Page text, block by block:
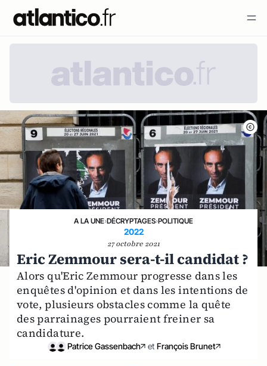
A LA UNE›DÉCRYPTAGES›POLITIQUE
2022
27 octobre 2021
Eric Zemmour sera-t-il candidat ?
Alors qu'Eric Zemmour progresse dans les
enquêtes d'opinion et dans les intentions de
vote, plusieurs obstacles comme la quête
des parrainages pourraient freiner sa
candidature.
Patrice Gassenbach et François Brunet